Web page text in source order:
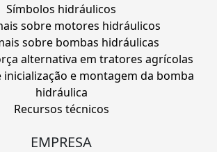
Símbolos hidráulicos
sobre motores hidráulicos
sobre bombas hidráulicas
alternativa em tratores agrícolas
e montagem da bomba
hidráulica
Recursos técnicos
EMPRESA